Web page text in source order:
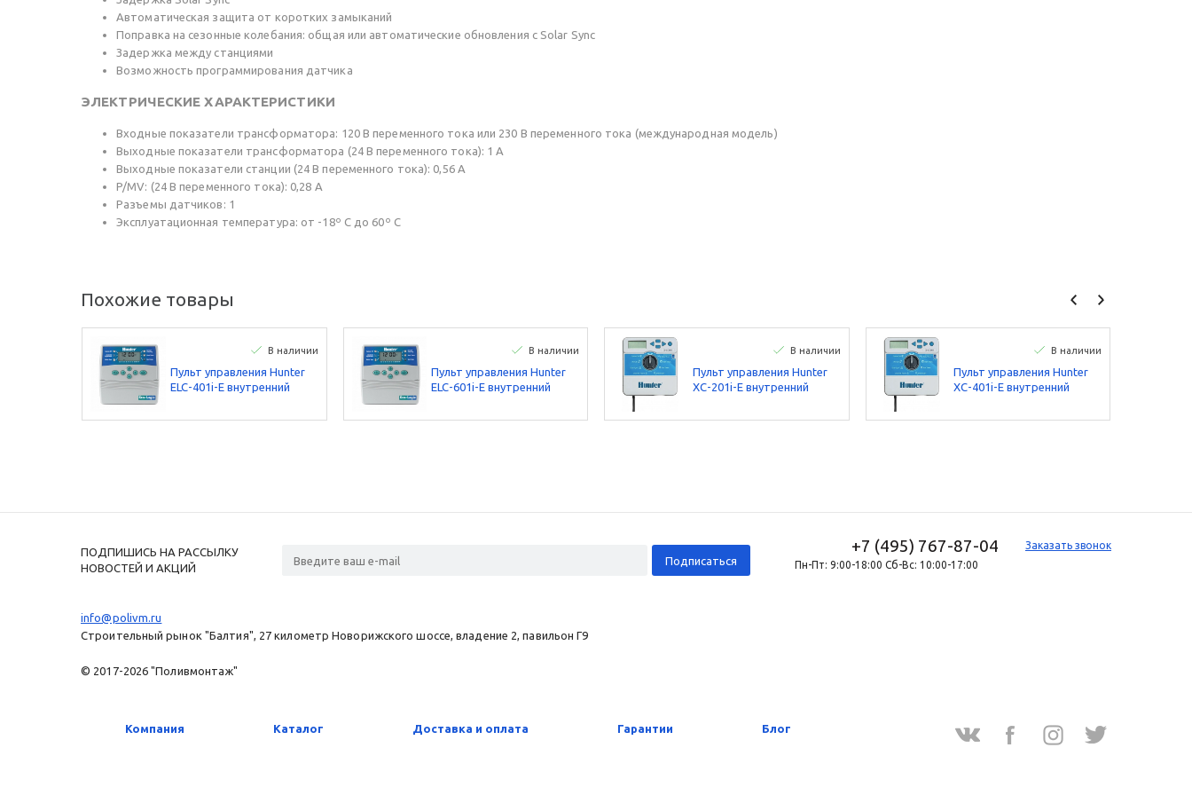
Автоматическая защита от коротких замыканий
Поправка на сезонные колебания: общая или автоматические обновления с Solar Sync
Задержка между станциями
Возможность программирования датчика
ЭЛЕКТРИЧЕСКИЕ ХАРАКТЕРИСТИКИ
Входные показатели трансформатора: 120 В переменного тока или 230 В переменного тока (международная модель)
Выходные показатели трансформатора (24 В переменного тока): 1 A
Выходные показатели станции (24 В переменного тока): 0,56 A
P/MV: (24 В переменного тока): 0,28 A
Разъемы датчиков: 1
Эксплуатационная температура: от -18º C до 60º C
Похожие товары
В наличии
Пульт управления Hunter
ELC-401i-E внутренний
В наличии
Пульт управления Hunter
ELC-601i-E внутренний
В наличии
Пульт управления Hunter
XC-201i-E внутренний
В наличии
Пульт управления Hunter
XC-401i-E внутренний
ПОДПИШИСЬ НА РАССЫЛКУ
НОВОСТЕЙ И АКЦИЙ
+7 (495) 767-87-04
Заказать звонок
Пн-Пт: 9:00-18:00 Сб-Вс: 10:00-17:00
info@polivm.ru
Строительный рынок "Балтия", 27 километр Новорижского шоссе, владение 2, павильон Г9
© 2017-2026 "Поливмонтаж"
Компания Каталог Доставка и оплата Гарантии Блог